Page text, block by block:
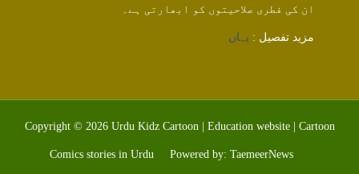
ان کی فطری صلاحیتوں کو ابھارتی ہے۔
مزید تفصیل : یہاں
Copyright © 2026 Urdu Kidz Cartoon | Education website | Cartoon
Comics stories in Urdu Powered by: TaemeerNews